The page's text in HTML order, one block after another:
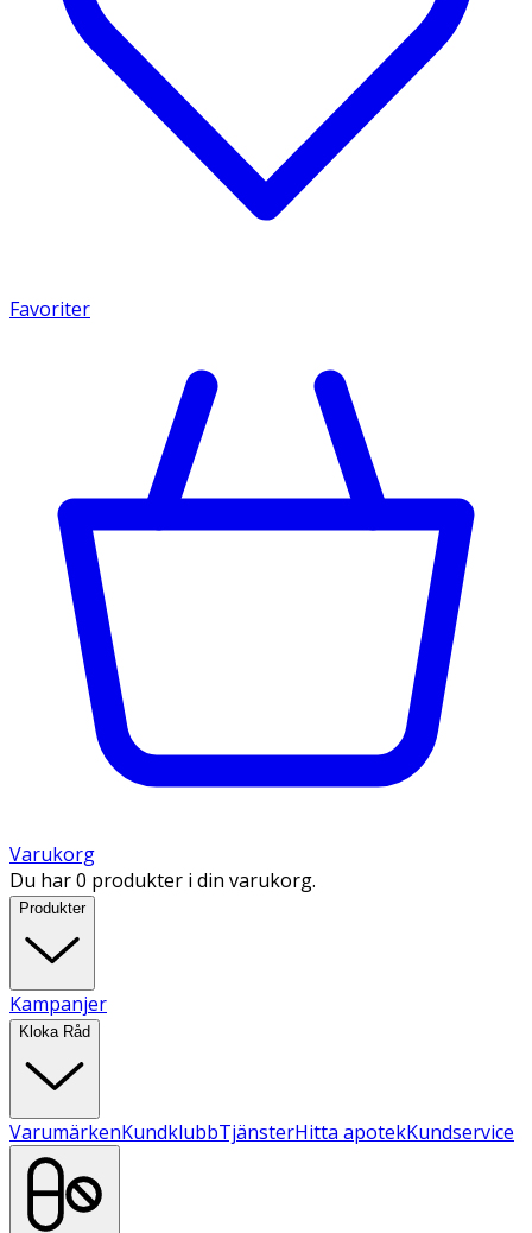
Favoriter
Varukorg
Du har 0 produkter i din varukorg.
Produkter
Kampanjer
Kloka Råd
VarumärkenKundklubbTjänsterHitta apotekKundservice